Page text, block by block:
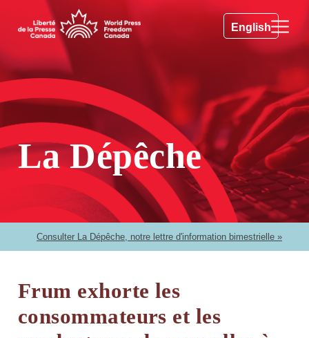
English
La Dépêche
Consulter La Dépêche, notre lettre d'information bimestrielle »
Frum exhorte les
consommateurs et les